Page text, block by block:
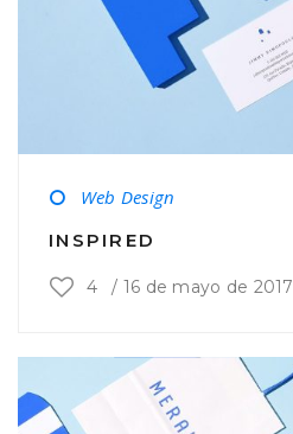
Web Design
INSPIRED
4 / 16 de mayo de 2017